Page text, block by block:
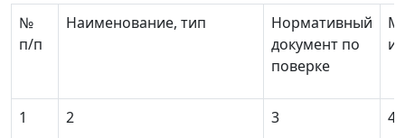
№
п/п
Наименование, тип
Нормативный
документ по
поверке
1 2 3 4